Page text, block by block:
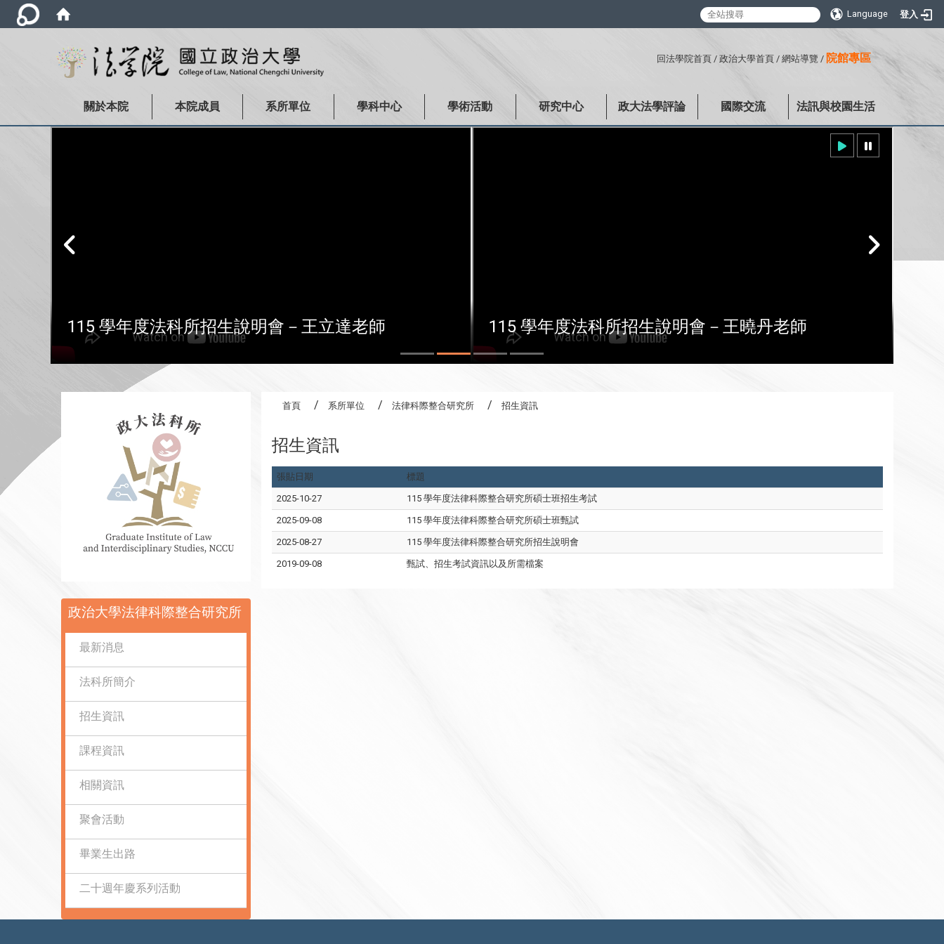
Language 登入
回法學院首頁 / 政治大學首頁 / 網站導覽 / 院館專區
關於本院 本院成員 系所單位 學科中心 學術活動 研究中心 政大法學評論 國際交流 法訊與校園生活
115 學年度法科所招生說明會－王立達老師 115 學年度法科所招生說明會－王曉丹老師
政治大學法律科際整合研究所
最新消息
法科所簡介
招生資訊
課程資訊
相關資訊
聚會活動
畢業生出路
二十週年慶系列活動
首頁 系所單位 法律科際整合研究所 招生資訊
招生資訊
張貼日期 標題
2025-10-27 115 學年度法律科際整合研究所碩士班招生考試
2025-09-08 115 學年度法律科際整合研究所碩士班甄試
2025-08-27 115 學年度法律科際整合研究所招生說明會
2019-09-08 甄試、招生考試資訊以及所需檔案